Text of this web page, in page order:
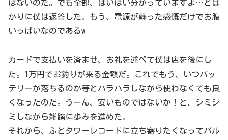
はないのだ。でも全部、はいはい分かっていますよ…とば
かりに僕は返答した。もう、電源が蘇った感慨だけでお腹
いっぱいなのであるw
カードで支払いを済ませ、お礼を述べて僕は店を後にし
た。1万円でお釣りが来る金額だ。これでもう、いつバッ
テリーが落ちるのか等とハラハラしながら使わなくても良
くなったのだ。うーん、安いものではないか！と、シミジ
ミしながら雑踏に歩みを進めた。
それから、ふとタワーレコードに立ち寄りたくなってパル